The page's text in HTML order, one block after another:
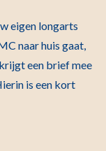
eigen longarts
naar huis gaat,
een brief mee
is een kort